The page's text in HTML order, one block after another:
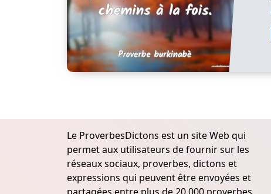
Le ProverbesDictons est un site Web qui
permet aux utilisateurs de fournir sur les
réseaux sociaux, proverbes, dictons et
expressions qui peuvent être envoyées et